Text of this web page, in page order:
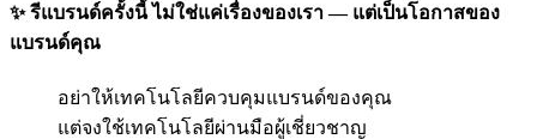
✨ รีแบรนด์ครั้งนี้ ไม่ใช่แค่เรื่องของเรา — แต่เป็นโอกาสของ
แบรนด์คุณ
อย่าให้เทคโนโลยีควบคุมแบรนด์ของคุณ
แต่จงใช้เทคโนโลยีผ่านมือผู้เชี่ยวชาญ